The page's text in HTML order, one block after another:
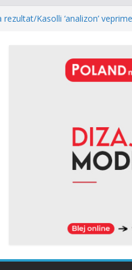
Kasolli ‘analizon’
dhe pa rëndësi
Pesë zyrtarët e Listës Serbe
Gjinovci shpërthen ndaj